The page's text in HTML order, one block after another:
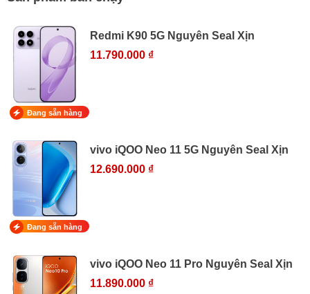
Redmi K90 5G Nguyên Seal Xịn
11.790.000 ₫
Đang sẵn hàng
vivo iQOO Neo 11 5G Nguyên Seal Xịn
12.690.000 ₫
Đang sẵn hàng
vivo iQOO Neo 11 Pro Nguyên Seal Xịn
11.890.000 ₫